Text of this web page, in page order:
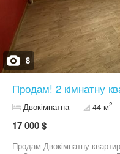
8
Продам! 2 кімнатну
Двокімнатна 44 м2
17 000 $
Продам Двокімнатну